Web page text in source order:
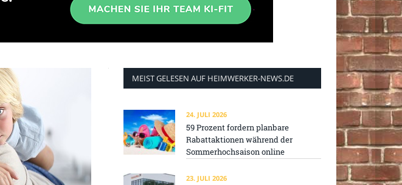
MEIST GELESEN AUF HEIMWERKER-NEWS.DE
24. JULI 2026
59 Prozent fordern planbare
Rabattaktionen während der
Sommerhochsaison online
23. JULI 2026